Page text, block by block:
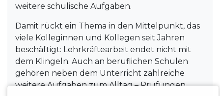
weitere schulische Aufgaben.
Damit rückt ein Thema in den Mittelpunkt, das
viele Kolleginnen und Kollegen seit Jahren
beschäftigt: Lehrkräftearbeit endet nicht mit
dem Klingeln. Auch an beruflichen Schulen
gehören neben dem Unterricht zahlreiche
weitere Aufgaben zum Alltag – Prüfungen,